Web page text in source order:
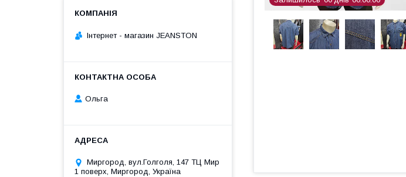
Інтернет - магазин JEANSTON
Ольга
Миргород, вул.Голголя, 147 ТЦ Мир
1 поверх, Миргород, Україна